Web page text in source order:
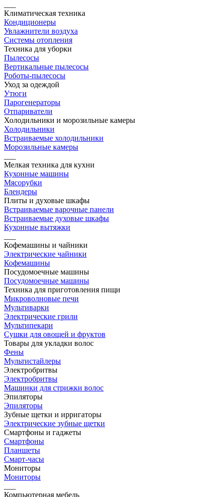
Климатическая техника
Кондиционеры
Увлажнители воздуха
Системы отопления
Техника для уборки
Пылесосы
Вертикальные пылесосы
Роботы-пылесосы
Уход за одеждой
Утюги
Парогенераторы
Отпариватели
Холодильники и морозильные камеры
Холодильники
Встраиваемые холодильники
Морозильные камеры
Мелкая техника для кухни
Кухонные машины
Мясорубки
Блендеры
Плиты и духовые шкафы
Встраиваемые варочные панели
Встраиваемые духовые шкафы
Кухонные вытяжки
Кофемашины и чайники
Электрические чайники
Кофемашины
Посудомоечные машины
Посудомоечные машины
Техника для приготовления пищи
Микроволновые печи
Мультиварки
Электрические грили
Мультипекари
Сушки для овощей и фруктов
Товары для укладки волос
Фены
Мультистайлеры
Электробритвы
Электробритвы
Машинки для стрижки волос
Эпиляторы
Эпиляторы
Зубные щетки и ирригаторы
Электрические зубные щетки
Смартфоны и гаджеты
Смартфоны
Планшеты
Смарт-часы
Мониторы
Мониторы
Компьютерная мебель